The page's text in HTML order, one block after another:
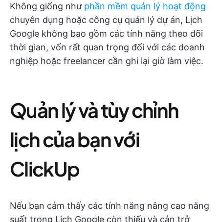
Không giống như phần mềm quản lý hoạt động
chuyên dụng hoặc công cụ quản lý dự án, Lịch
Google không bao gồm các tính năng theo dõi
thời gian, vốn rất quan trọng đối với các doanh
nghiệp hoặc freelancer cần ghi lại giờ làm việc.
Quản lý và tùy chỉnh
lịch của bạn với
ClickUp
Nếu bạn cảm thấy các tính năng nâng cao năng
suất trong Lịch Google còn thiếu và cản trở